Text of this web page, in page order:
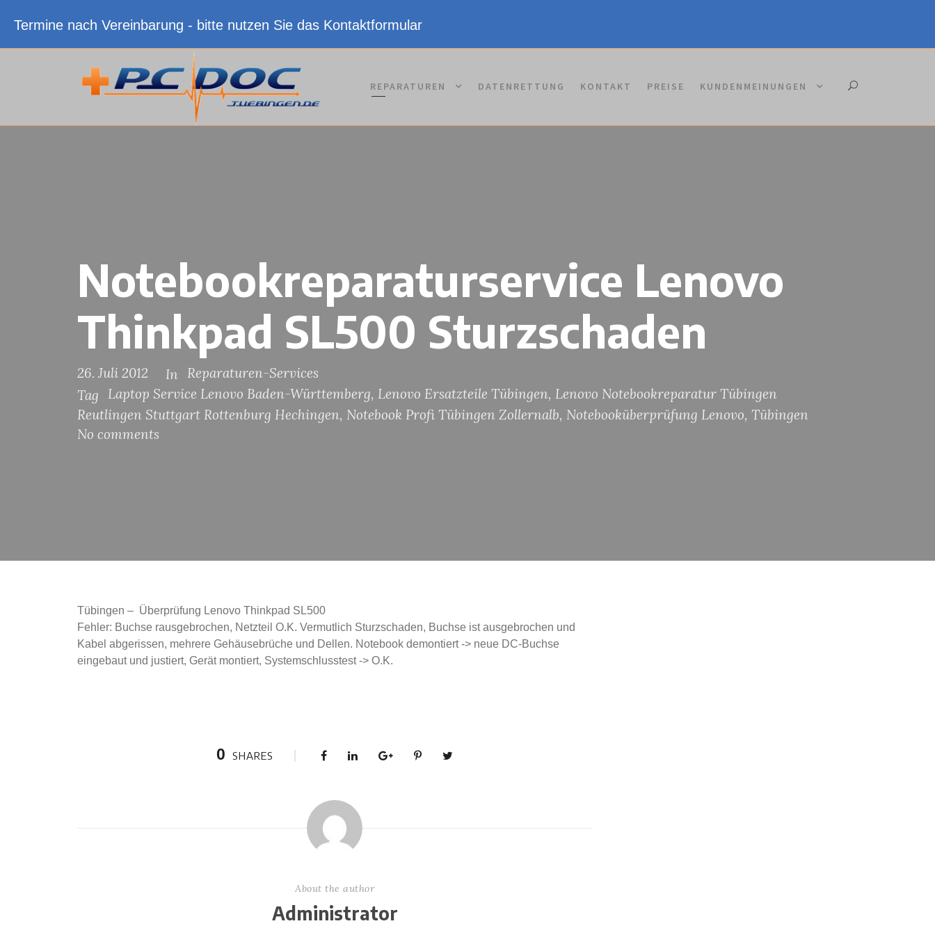
Termine nach Vereinbarung - bitte nutzen Sie das Kontaktformular
REPARATUREN DATENRETTUNG KONTAKT PREISE KUNDENMEINUNGEN
Notebookreparaturservice Lenovo
Thinkpad SL500 Sturzschaden
26. Juli 2012 In
Reparaturen-Services
Tag
Laptop Service Lenovo Baden-Württemberg, Lenovo Ersatzteile Tübingen, Lenovo Notebookreparatur Tübingen
Reutlingen Stuttgart Rottenburg Hechingen, Notebook Profi Tübingen Zollernalb, Notebooküberprüfung Lenovo, Tübingen
No comments
Tübingen – Überprüfung Lenovo Thinkpad SL500
Fehler: Buchse rausgebrochen, Netzteil O.K. Vermutlich Sturzschaden, Buchse ist ausgebrochen und
Kabel abgerissen, mehrere Gehäusebrüche und Dellen. Notebook demontiert -> neue DC-Buchse
eingebaut und justiert, Gerät montiert, Systemschlusstest -> O.K.
0 SHARES
About the author
Administrator